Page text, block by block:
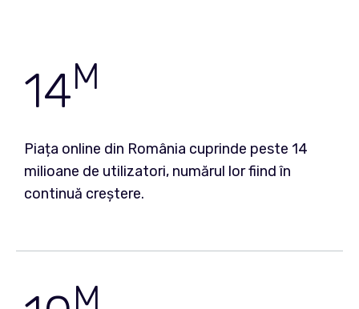
14M
Piața online din România cuprinde peste 14
milioane de utilizatori, numărul lor fiind în
continuă creștere.
M